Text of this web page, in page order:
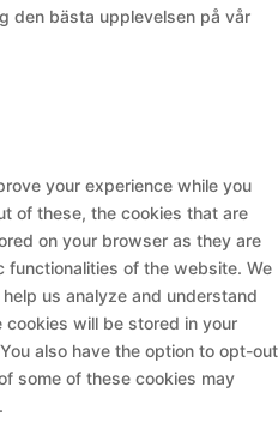
den bästa upplevelsen på vår
your experience while you
of these, the cookies that are
on your browser as they are
of the website. We
us analyze and understand
will be stored in your
also have the option to opt-out
some of these cookies may